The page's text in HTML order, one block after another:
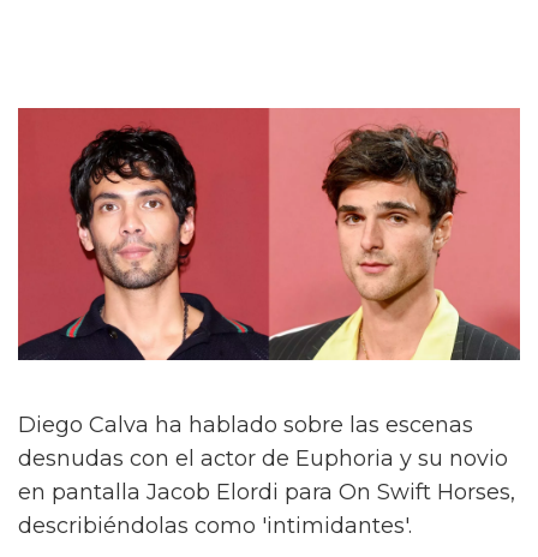
Diego Calva ha hablado sobre las escenas
desnudas con el actor de Euphoria y su novio
en pantalla Jacob Elordi para On Swift Horses,
describiéndolas como 'intimidantes'.